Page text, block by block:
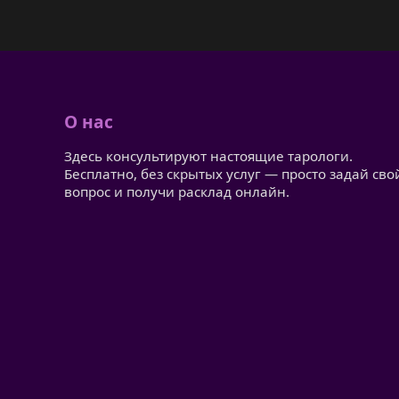
О нас
Здесь консультируют настоящие тарологи.
Бесплатно, без скрытых услуг — просто задай
вопрос и получи расклад онлайн.